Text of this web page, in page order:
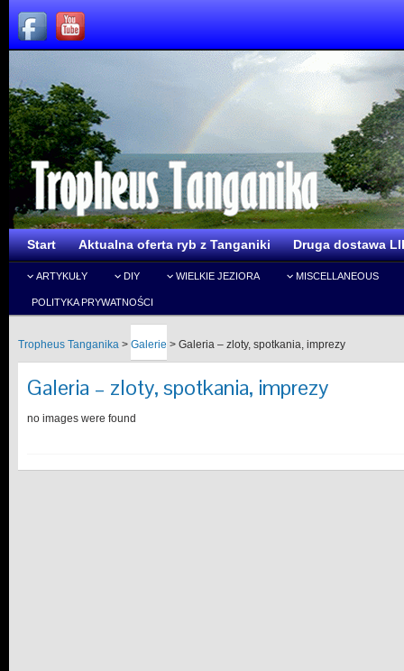
Start Aktualna oferta ryb z Tanganiki Druga dostawa
ARTYKUŁY DIY WIELKIE JEZIORA MISCELLANEOUS
POLITYKA PRYWATNOŚCI
Tropheus Tanganika > Galerie > Galeria – zloty, spotkania, imprezy
Galeria – zloty, spotkania, imprezy
no images were found